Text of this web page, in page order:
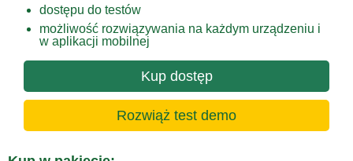
dostępu do testów
możliwość rozwiązywania na każdym urządzeniu i
w aplikacji mobilnej
Kup dostęp
Rozwiąż test demo